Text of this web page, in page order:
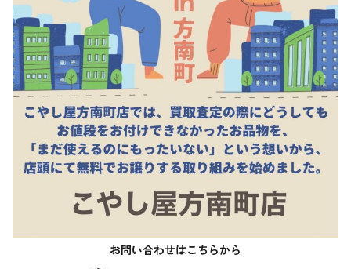
お問い合わせはこちらから